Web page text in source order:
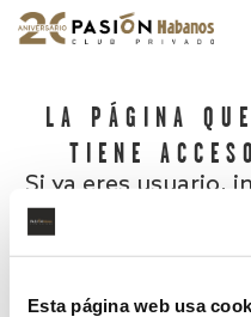
Esta página web usa
LA PÁGINA
TIENE
Si ya eres usuario,